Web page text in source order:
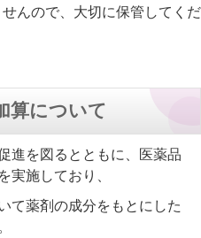
んので、大切に保管してくだ
算について
進を図るとともに、医薬品
施しており、
て薬剤の成分をもとにした